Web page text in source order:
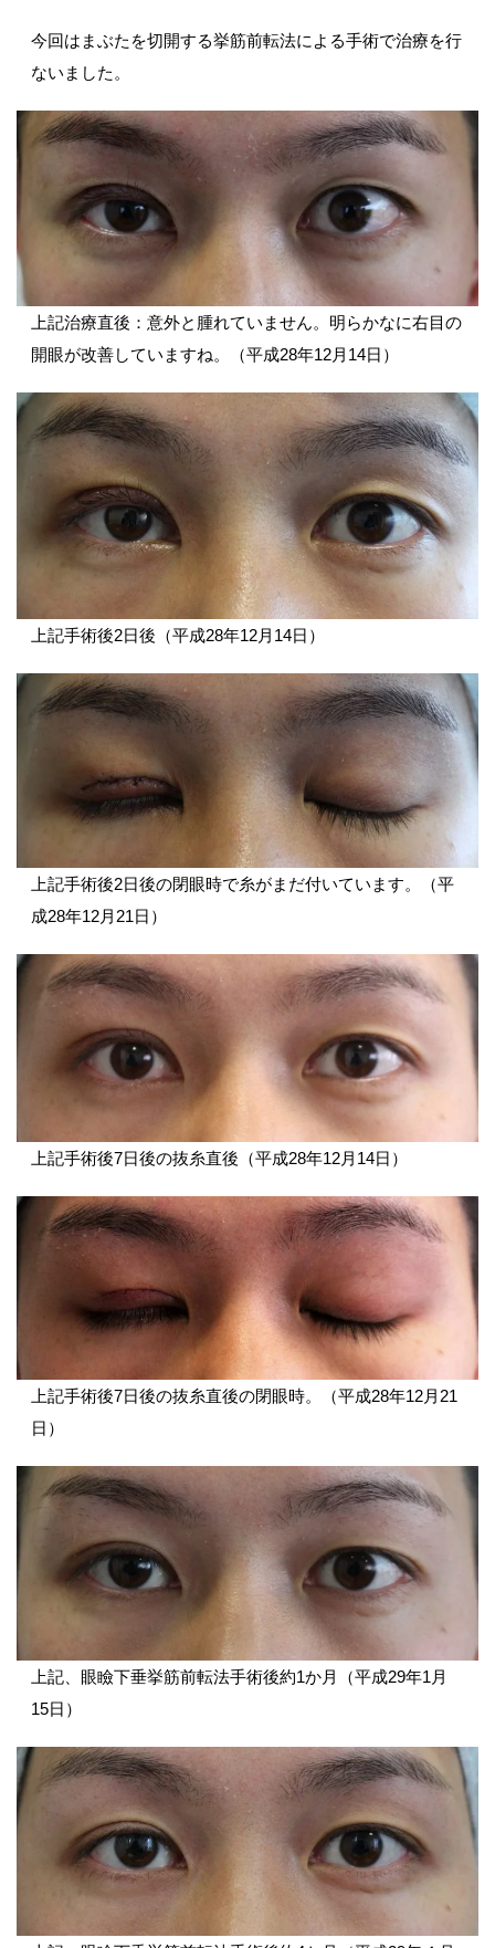
今回はまぶたを切開する挙筋前転法による手術で治療を行
ないました。
上記治療直後：意外と腫れていません。明らかなに右目の
開眼が改善していますね。（平成28年12月14日）
上記手術後2日後（平成28年12月14日）
上記手術後2日後の閉眼時で糸がまだ付いています。（平
成28年12月21日）
上記手術後7日後の抜糸直後（平成28年12月14日）
上記手術後7日後の抜糸直後の閉眼時。（平成28年12月21
日）
上記、眼瞼下垂挙筋前転法手術後約1か月（平成29年1月
15日）